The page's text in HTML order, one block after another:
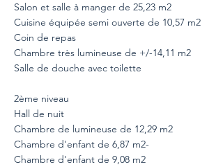
Salon et salle à manger de 25,23 m2
Cuisine équipée semi ouverte de 10,57 m2
Coin de repas
Chambre très lumineuse de +/-14,11 m2
Salle de douche avec toilette
2ème niveau
Hall de nuit
Chambre de lumineuse de 12,29 m2
Chambre d'enfant de 6,87 m2-
Chambre d'enfant de 9,08 m2